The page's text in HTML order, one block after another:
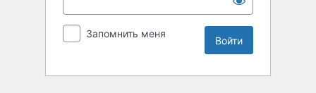
Запомнить меня